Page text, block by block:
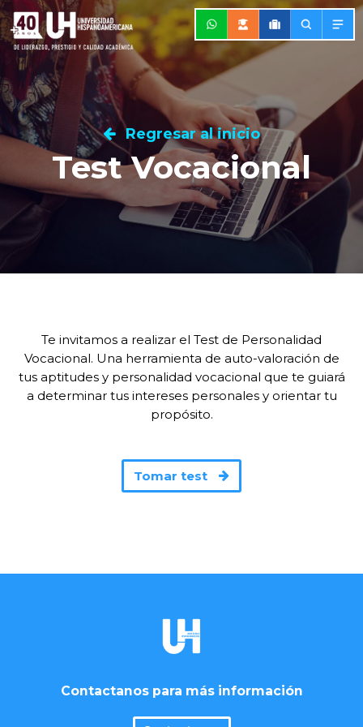
Regresar al inicio
Test Vocacional
Te invitamos a realizar el Test de Personalidad
Vocacional. Una herramienta de auto-valoración de
tus aptitudes y personalidad vocacional que te guiará
a determinar tus intereses personales y orientar tu
propósito.
Tomar test
Contactanos para más información